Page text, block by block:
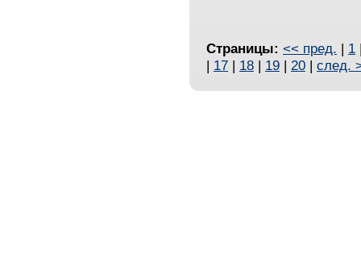
Страницы: << пред. | 1
| 17 | 18 | 19 | 20 | след.